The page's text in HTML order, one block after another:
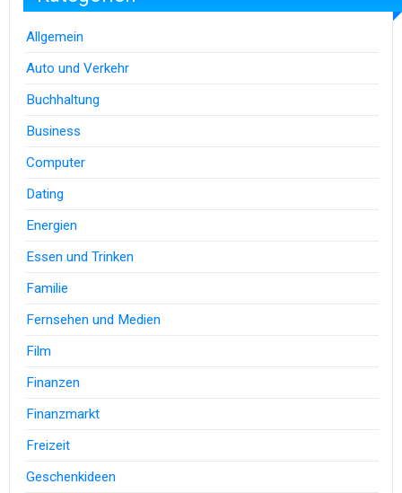
Allgemein
Auto und Verkehr
Buchhaltung
Business
Computer
Dating
Energien
Essen und Trinken
Familie
Fernsehen und Medien
Film
Finanzen
Finanzmarkt
Freizeit
Geschenkideen